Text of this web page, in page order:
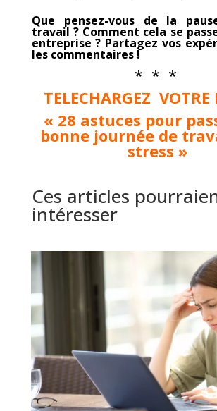
Que pensez-vous de la
travail ? Comment cela se
entreprise ? Partagez vos
les commentaires !
* * *
TELECHARGEZ VOTRE
« 28 astuces pour
bonne journée de
stress »
Ces articles
intéresser